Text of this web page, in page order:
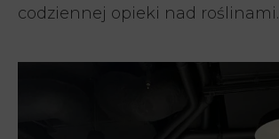
codziennej opieki nad roślinami.